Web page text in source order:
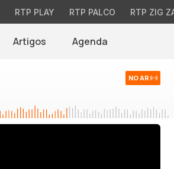
RTP PLAY RTP PALCO RTP ZIG
Artigos Agenda
NO AR